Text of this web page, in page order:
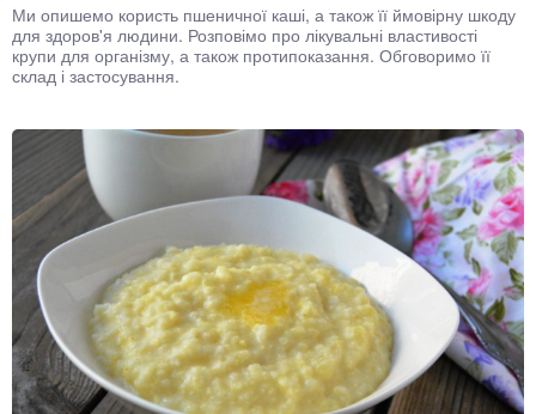
Ми опишемо користь пшеничної каші, а також її ймовірну шкоду
для здоров'я людини. Розповімо про лікувальні властивості
крупи для організму, а також протипоказання. Обговоримо її
склад і застосування.